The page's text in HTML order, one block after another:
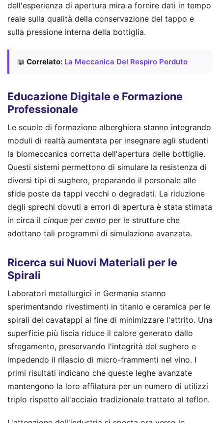
dell'esperienza di apertura mira a fornire dati in tempo
reale sulla qualità della conservazione del tappo e
sulla pressione interna della bottiglia.
📖 Correlato: La Meccanica Del Respiro Perduto
Educazione Digitale e Formazione
Professionale
Le scuole di formazione alberghiera stanno integrando
moduli di realtà aumentata per insegnare agli studenti
la biomeccanica corretta dell'apertura delle bottiglie.
Questi sistemi permettono di simulare la resistenza di
diversi tipi di sughero, preparando il personale alle
sfide poste da tappi vecchi o degradati. La riduzione
degli sprechi dovuti a errori di apertura è stata stimata
in circa il cinque per cento per le strutture che
adottano tali programmi di simulazione avanzata.
Ricerca sui Nuovi Materiali per le
Spirali
Laboratori metallurgici in Germania stanno
sperimentando rivestimenti in titanio e ceramica per le
spirali dei cavatappi al fine di minimizzare l'attrito. Una
superficie più liscia riduce il calore generato dallo
sfregamento, preservando l'integrità del sughero e
impedendo il rilascio di micro-frammenti nel vino. I
primi risultati indicano che queste leghe avanzate
mantengono la loro affilatura per un numero di utilizzi
triplo rispetto all'acciaio tradizionale trattato al teflon.